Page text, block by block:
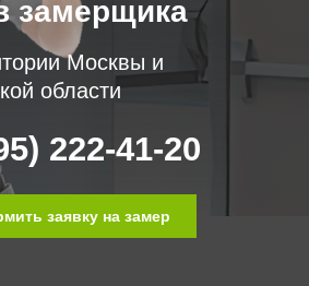
замерщика
Москвы и
области
222-41-20
заявку на замер